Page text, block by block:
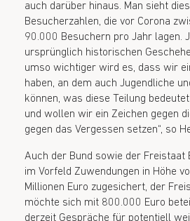
auch darüber hinaus. Man sieht
Besucherzahlen, die vor Corona
90.000 Besuchern pro Jahr lagen.
ursprünglich historischen
umso wichtiger wird es, dass wir
haben, an dem auch Jugendliche
können, was diese Teilung
und wollen wir ein Zeichen gegen
gegen das Vergessen setzen“, so
Auch der Bund sowie der Freistaat
im Vorfeld Zuwendungen in Höhe
Millionen Euro zugesichert, der
möchte sich mit 800.000 Euro
derzeit Gespräche für potentiell